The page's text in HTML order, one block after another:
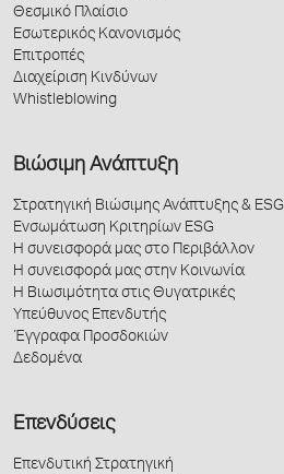
Θεσμικό Πλαίσιο
Εσωτερικός Κανονισμός
Επιτροπές
Διαχείριση Κινδύνων
Whistleblowing
Βιώσιμη Ανάπτυξη
Στρατηγική Βιώσιμης Ανάπτυξης & ESG
Ενσωμάτωση Κριτηρίων ESG
Η συνεισφορά μας στο Περιβάλλον
Η συνεισφορά μας στην Κοινωνία
Η Βιωσιμότητα στις Θυγατρικές
Υπεύθυνος Επενδυτής
Έγγραφα Προσδοκιών
Δεδομένα
Επενδύσεις
Επενδυτική Στρατηγική